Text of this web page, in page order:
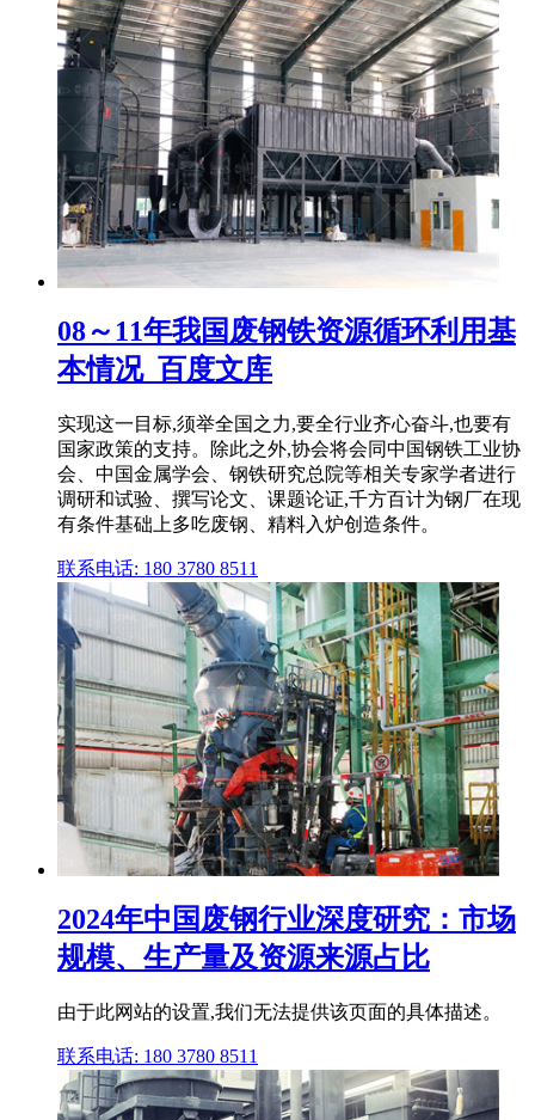
08～11年我国废钢铁资源循环利用基
本情况_百度文库
实现这一目标,须举全国之力,要全行业齐心奋斗,也要有
国家政策的支持。除此之外,协会将会同中国钢铁工业协
会、中国金属学会、钢铁研究总院等相关专家学者进行
调研和试验、撰写论文、课题论证,千方百计为钢厂在现
有条件基础上多吃废钢、精料入炉创造条件。
联系电话: 180 3780 8511
2024年中国废钢行业深度研究：市场
规模、生产量及资源来源占比
由于此网站的设置,我们无法提供该页面的具体描述。
联系电话: 180 3780 8511